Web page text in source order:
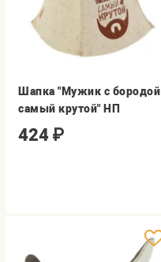
Шапка "Мужик с бородой
самый крутой" НП
424 ₽